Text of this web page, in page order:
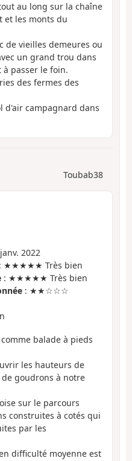
au long sur la chaîne
et les monts du
de vieilles demeures ou
un grand trou dans
passer le foin.
des fermes des
d'air campagnard dans
Toubab38
2022
: ★★★★★ Très bien
: ★★★★★ Très bien
: ★★☆☆☆
balade à pieds
les hauteurs de
de goudrons à notre
sur le parcours
construites à cotés qui
par les
difficulté moyenne est